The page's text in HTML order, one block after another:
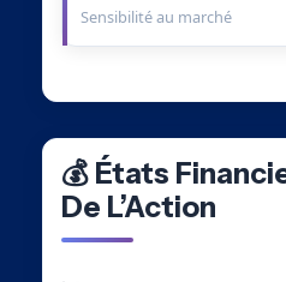
Sensibilité au marché
💰 États
De L’Action